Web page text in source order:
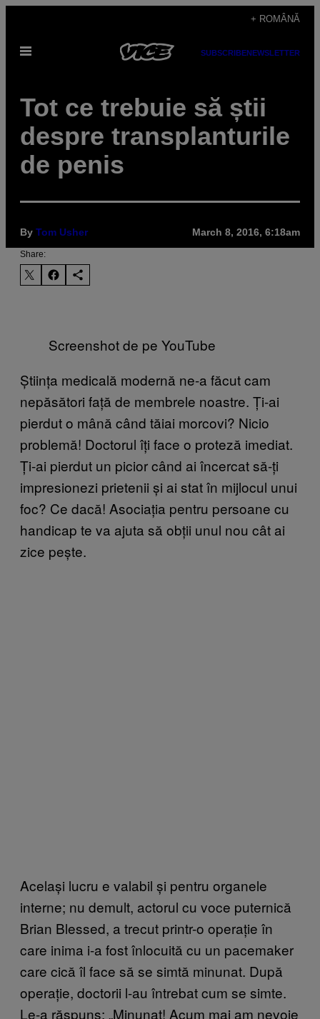
content
+ ROMÂNĂ
Open
SUBSCRIBENEWSLETTER
​Tot ce trebuie să știi
despre transplanturile
de penis
By Tom Usher March 8, 2016, 6:18am
Share:
Screenshot de pe YouTube
Știința medicală modernă ne-a făcut cam
nepăsători față de membrele noastre. Ți-ai
pierdut o mână când tăiai morcovi? Nicio
problemă! Doctorul îți face o proteză imediat.
Ți-ai pierdut un picior când ai încercat să-ți
impresionezi prietenii și ai stat în mijlocul unui
foc? Ce dacă! Asociația pentru persoane cu
handicap te va ajuta să obții unul nou cât ai
zice pește.
Același lucru e valabil și pentru organele
interne; nu demult, actorul cu voce puternică
Brian Blessed, a trecut printr-o operație în
care inima i-a fost înlocuită cu un pacemaker
care cică îl face să se simtă minunat. După
operație, doctorii l-au întrebat cum se simte.
Le-a răspuns: „Minunat! Acum mai am nevoie